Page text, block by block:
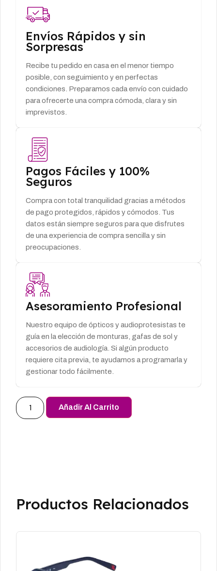
Envíos Rápidos y sin
Sorpresas
Recibe tu pedido en casa en el menor tiempo
posible, con seguimiento y en perfectas
condiciones. Preparamos cada envío con cuidado
para ofrecerte una compra cómoda, clara y sin
imprevistos.
Pagos Fáciles y 100%
Seguros
Compra con total tranquilidad gracias a métodos
de pago protegidos, rápidos y cómodos. Tus
datos están siempre seguros para que disfrutes
de una experiencia de compra sencilla y sin
preocupaciones.
Asesoramiento Profesional
Nuestro equipo de ópticos y audioprotesistas te
guía en la elección de monturas, gafas de sol y
accesorios de audiología. Si algún producto
requiere cita previa, te ayudamos a programarla y
gestionar todo fácilmente.
Añadir Al Carrito
Productos Relacionados